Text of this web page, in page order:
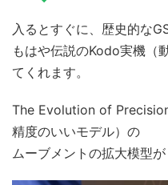
入るとすぐに、歴史的な
もはや伝説のKodo実機（
てくれます。
The Evolution of
精度のいいモデル）の
ムーブメントの拡大模型が